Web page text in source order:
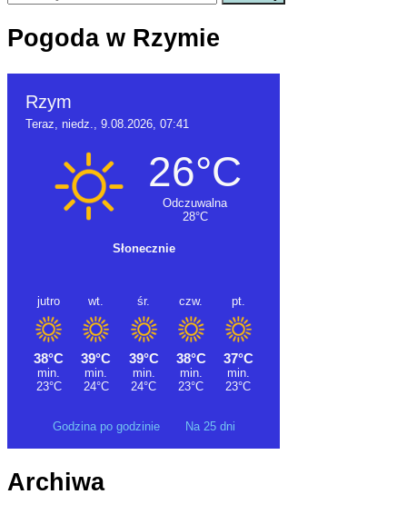
Pogoda w Rzymie
Godzina po godzinie Na 25 dni
Archiwa